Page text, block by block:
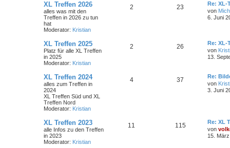
XL Treffen 2026
alles was mit den
Treffen in 2026 zu tun
hat
Moderator: Kristian
2 23
Re: XL-
von
6. Juni
XL Treffen 2025
Platz für alle XL Treffen
in 2025
Moderator: Kristian
2 26
Re: XL-
von
13.
XL Treffen 2024
alles zum Treffen in
2024
XL Treffen Süd und XL
Treffen Nord
Moderator: Kristian
4 37
Re:
von
3. Juni
XL Treffen 2023
alle Infos zu den Treffen
in 2023
Moderator: Kristian
11 115
Re: XL
von
15.